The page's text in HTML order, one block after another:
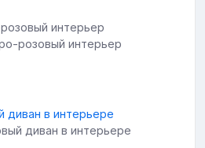
розовый интерьер
диван в интерьере